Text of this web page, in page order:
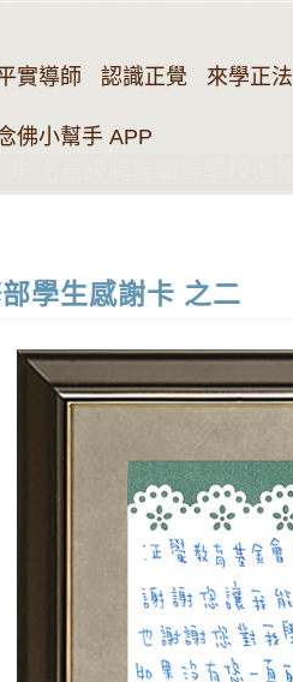
實導師 認識正覺 來學正法
佛小幫手 APP
學生感謝卡 之二